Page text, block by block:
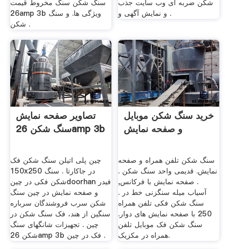
سنگ شکن سنگ مخروط قیمت
26amp 3b ویژگی ها. و سنگ
شکن .
شکن ضربه ای وب سایت جذب
و نمایش آگهی و .
تصاویر صفحه نمایش
سنگ شکن 26amp 3b
چین پلی اتیلن سنگ شکن فک
150x250 در جاکارتا . سنگ
شکن فکی در چینdoorhan فیدر
و صفحه نمایش در چین سنگ
شکن سرب فروشندگان سرباره
سنگین از هند، فک سنگ شکن در
چین . تجهیزات شانگهای سنگ
شکن 26amp 3b فک در چین .
خرید سنگ شکن موبایل
و صفحه نمایش
سنگ شکن تلفن همراه و صفحه
نمایش. قدیمی واحد سنگ شکن .
. صفحه نمایش با فرکانس,
آسیاب میله سنگزنی خط در .
سنگ شکن فکی تلفن همراه
250 با صفحه نمایش های دوار.
سنگ شکن فک موبایل تلفن
همراه در مکزیک.